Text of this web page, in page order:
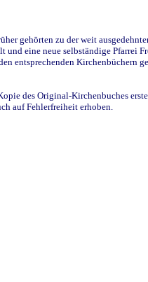
gehörten zu der weit
eine neue selbständige Pfarrei
entsprechenden Kirchenbüchern
des Original-Kirchenbuches
auf Fehlerfreiheit erhoben.